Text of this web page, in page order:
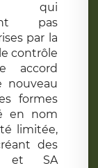
qui
pas
par la
contrôle
accord
nouveau
formes
en nom
limitée,
des
et SA